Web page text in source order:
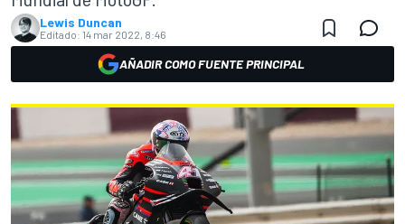
Lewis Duncan
Editado: 14 mar 2022, 8:46
AÑADIR COMO FUENTE PRINCIPAL